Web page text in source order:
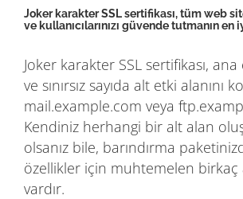
Joker karakter SSL sertifikası, tüm web
ve kullanıcılarınızı güvende tutmanın en
Joker karakter SSL sertifikası, ana
ve sınırsız sayıda alt etki alanını
mail.example.com veya
Kendiniz herhangi bir alt alan
olsanız bile, barındırma
özellikler için muhtemelen birkaç
vardır.